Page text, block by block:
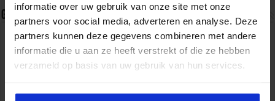
informatie over uw gebruik van onze site met onze
partners voor social media, adverteren en analyse. Deze
partners kunnen deze gegevens combineren met andere
informatie die u aan ze heeft verstrekt of die ze hebben
verzameld op basis van uw gebruik van hun services.
Gerelateerde Artikelen